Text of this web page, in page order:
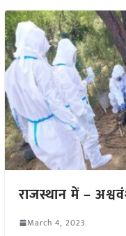
राजस्थान में –
March 4, 2023